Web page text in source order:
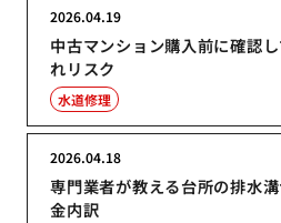
中古マンション購入前に確認
れリスク
2026.04.19
水道修理
専門業者が教える台所の排水
金内訳
2026.04.18